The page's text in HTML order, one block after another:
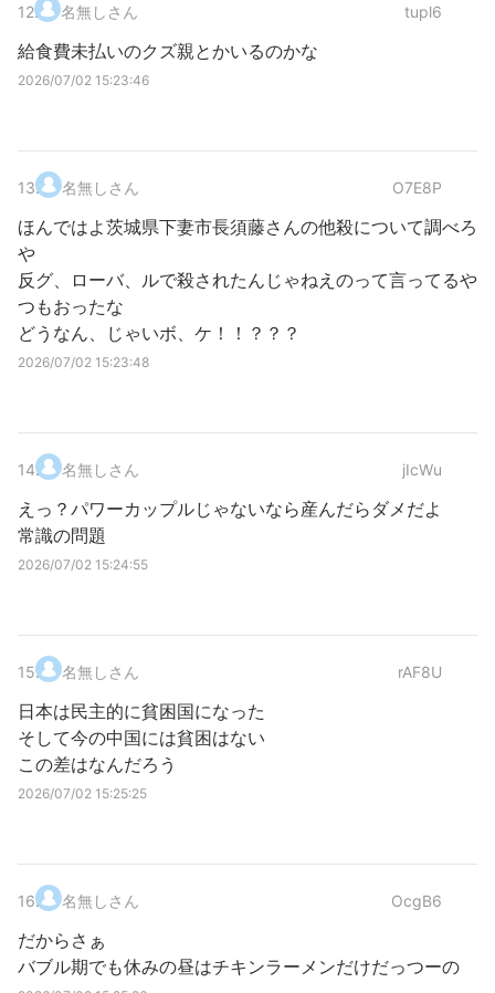
12. 名無しさん tupl6
給食費未払いのクズ親とかいるのかな
2026/07/02 15:23:46
13. 名無しさん O7E8P
ほんではよ茨城県下妻市長須藤さんの他殺について調べろ
や
反グ、ローバ、ルで殺されたんじゃねえのって言ってるや
つもおったな
どうなん、じゃいボ、ケ！！？？？
2026/07/02 15:23:48
14. 名無しさん jIcWu
えっ？パワーカップルじゃないなら産んだらダメだよ
常識の問題
2026/07/02 15:24:55
15. 名無しさん rAF8U
日本は民主的に貧困国になった
そして今の中国には貧困はない
この差はなんだろう
2026/07/02 15:25:25
16. 名無しさん OcgB6
だからさぁ
バブル期でも休みの昼はチキンラーメンだけだっつーの